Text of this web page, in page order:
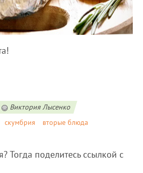
Виктория Лысенко
скумбрия вторые блюда
Тогда поделитесь ссылкой с